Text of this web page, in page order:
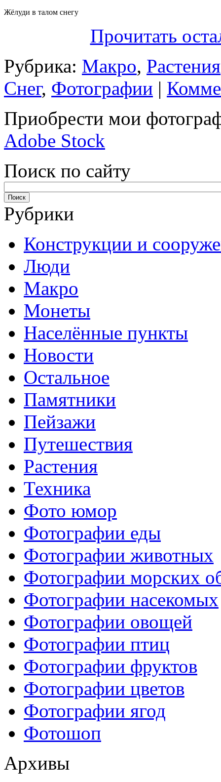
Жёлуди в талом снегу
Прочитать
Рубрика: Макро, Растения
Снег, Фотографии |
Приобрести мои
Adobe Stock
Поиск по сайту
Рубрики
Конструкции и
Люди
Макро
Монеты
Населённые пункты
Новости
Остальное
Памятники
Пейзажи
Путешествия
Растения
Техника
Фото юмор
Фотографии еды
Фотографии животных
Фотографии морских
Фотографии насекомых
Фотографии овощей
Фотографии птиц
Фотографии фруктов
Фотографии цветов
Фотографии ягод
Фотошоп
Архивы